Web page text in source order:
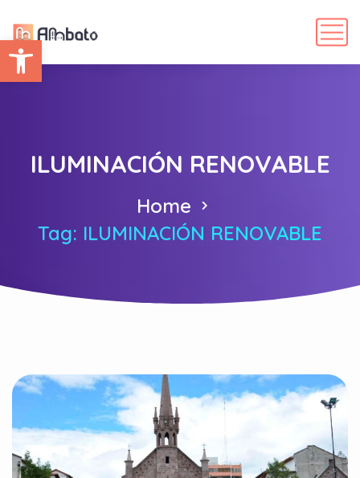
Abrir barra de herramientas
ILUMINACIÓN RENOVABLE
Home
Tag: ILUMINACIÓN RENOVABLE